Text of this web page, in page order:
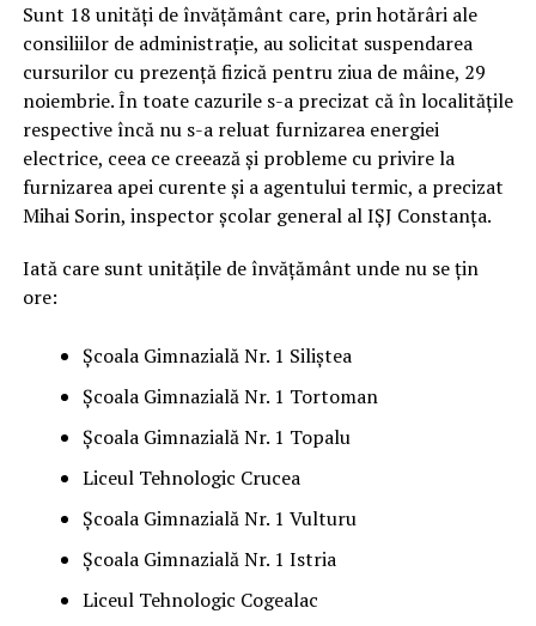
Sunt 18 unități de învățământ care, prin hotărâri ale
consiliilor de administrație, au solicitat suspendarea
cursurilor cu prezență fizică pentru ziua de mâine, 29
noiembrie. În toate cazurile s-a precizat că în localitățile
respective încă nu s-a reluat furnizarea energiei
electrice, ceea ce creează și probleme cu privire la
furnizarea apei curente și a agentului termic, a precizat
Mihai Sorin, inspector școlar general al IȘJ Constanța.
Iată care sunt unitățile de învățământ unde nu se țin
ore:
Școala Gimnazială Nr. 1 Siliștea
Școala Gimnazială Nr. 1 Tortoman
Școala Gimnazială Nr. 1 Topalu
Liceul Tehnologic Crucea
Școala Gimnazială Nr. 1 Vulturu
Şcoala Gimnazială Nr. 1 Istria
Liceul Tehnologic Cogealac